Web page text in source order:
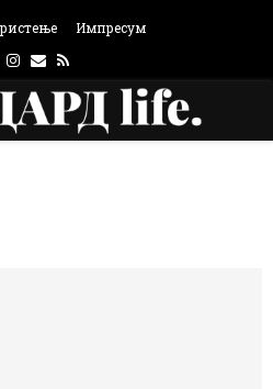
Импресум
Instagram
Email
Rss